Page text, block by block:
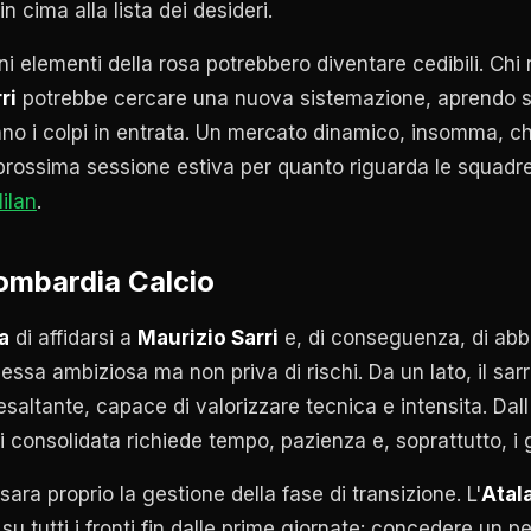
cima alla lista dei desideri.
elementi della rosa potrebbero diventare cedibili. Chi
potrebbe cercare una nuova sistemazione, aprendo
i colpi in entrata. Un mercato dinamico, insomma,
sessione estiva per quanto riguarda le
.
Calcio
di affidarsi a Maurizio Sarri e, di conseguenza, di
ambiziosa ma non priva di rischi. Da un lato, il
capace di valorizzare tecnica e intensita.
richiede tempo, pazienza e, soprattutto, i
proprio la gestione della fase di transizione. L'